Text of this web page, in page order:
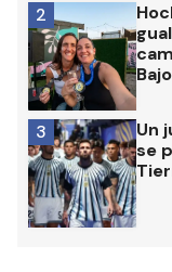
2
Un
se
3